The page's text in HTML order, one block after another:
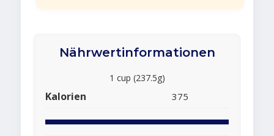
Nährwertinformationen
1 cup (237.5g)
Kalorien 375